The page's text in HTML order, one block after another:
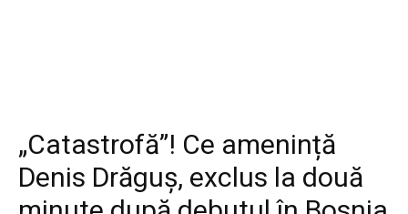
„Catastrofă”! Ce amenință
Denis Drăguș, exclus la două